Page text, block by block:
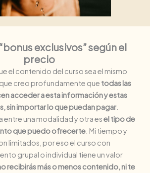
exclusivos” según el
precio
el contenido del curso sea el mismo
creo profundamente que todas las
acceder a esta información y estas
sin importar lo que puedan pagar
entre una modalidad y otra esel tipo de
que puedo ofrecerte . Mi tiempo y
limitados, por eso el curso con
grupal o individual tiene un valor
recibirás más o menos contenido, ni te